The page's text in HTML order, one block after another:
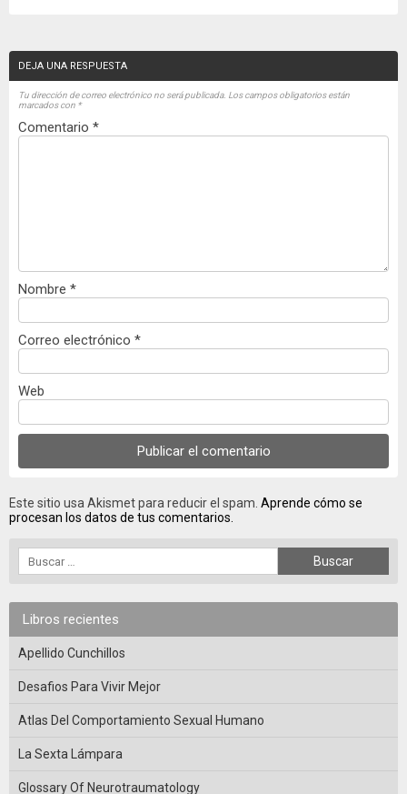
DEJA UNA RESPUESTA
Tu dirección de correo electrónico no será publicada. Los campos obligatorios están
marcados con *
Comentario *
Nombre *
Correo electrónico *
Web
Este sitio usa Akismet para reducir el spam. Aprende cómo se
procesan los datos de tus comentarios.
Libros recientes
Apellido Cunchillos
Desafios Para Vivir Mejor
Atlas Del Comportamiento Sexual Humano
La Sexta Lámpara
Glossary Of Neurotraumatology